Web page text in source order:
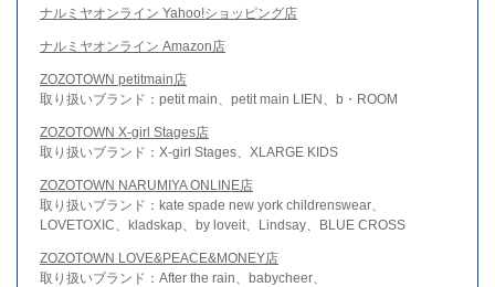
ナルミヤオンライン Yahoo!ショッピング店
ナルミヤオンライン Amazon店
ZOZOTOWN petitmain店
取り扱いブランド：petit main、petit main LIEN、b・ROOM
ZOZOTOWN X-girl Stages店
取り扱いブランド：X-girl Stages、XLARGE KIDS
ZOZOTOWN NARUMIYA ONLINE店
取り扱いブランド：kate spade new york childrenswear、
LOVETOXIC、kladskap、by loveit、Lindsay、BLUE CROSS
ZOZOTOWN LOVE&PEACE&MONEY店
取り扱いブランド：After the rain、babycheer、